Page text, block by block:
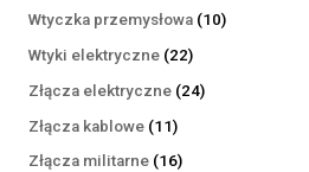
produktów
Wtyczka przemysłowa 1010
Wtyki elektryczne 2222
produkty
Złącza elektryczne 2424
Złącza kablowe 1111
produktów
Złącza militarne 1616